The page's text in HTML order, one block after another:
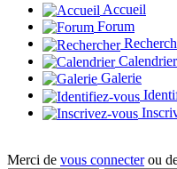
Accueil
Forum
Calendrier
Galerie
Merci de vous connecterou